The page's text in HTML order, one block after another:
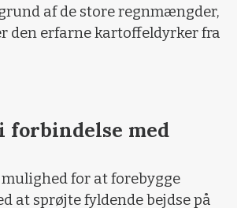
af de store regnmængder,
den erfarne kartoffeldyrker fra
forbindelse med
for at forebygge
at sprøjte fyldende bejdse på